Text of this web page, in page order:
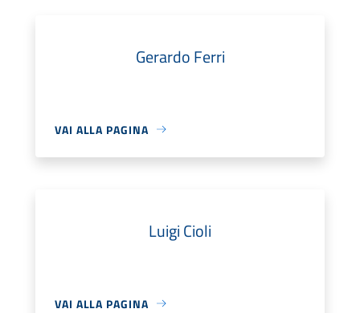
Gerardo Ferri
VAI ALLA PAGINA
Luigi Cioli
VAI ALLA PAGINA